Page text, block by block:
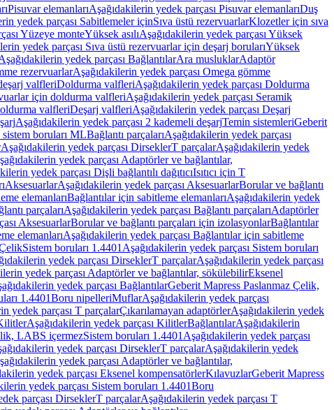
Pisuvar elemanlarıAşağıdakilerin yedek parçası Pisuvar elemanlarıDuş
yedek parçası Sabitlemeler içinSıva üstü rezervuarlarKlozetler için sıva
Yüzeye monteYüksek asılıAşağıdakilerin yedek parçası Yüksek
yedek parçası Sıva üstü rezervuarlar için deşarj borularıYüksek
yedek parçası BağlantılarAra musluklarAdaptör
rezervuarlarAşağıdakilerin yedek parçası Omega gömme
valfleriDoldurma valfleriAşağıdakilerin yedek parçası Doldurma
için doldurma valfleriAşağıdakilerin yedek parçası Seramik
valfleriDeşarj valfleriAşağıdakilerin yedek parçası Deşarj
Aşağıdakilerin yedek parçası 2 kademeli deşarjTemin sistemleriGeberit
sistem boruları MLBağlantı parçalarıAşağıdakilerin yedek parçası
Aşağıdakilerin yedek parçası DirseklerT parçalarAşağıdakilerin yedek
yedek parçası Adaptörler ve bağlantılar,
yedek parçası Dişli bağlantılı dağıtıcıIsıtıcı için T
AksesuarlarAşağıdakilerin yedek parçası AksesuarlarBorular ve bağlantı
elemanlarıBağlantılar için sabitleme elemanlarıAşağıdakilerin yedek
parçalarıAşağıdakilerin yedek parçası Bağlantı parçalarıAdaptörler
AksesuarlarBorular ve bağlantı parçaları için izolasyonlarBağlantılar
elemanlarıAşağıdakilerin yedek parçası Bağlantılar için sabitleme
Sistem boruları 1.4401 Aşağıdakilerin yedek parçası Sistem boruları
yedek parçası DirseklerT parçalarAşağıdakilerin yedek parçası
yedek parçası Adaptörler ve bağlantılar, sökülebilirEksenel
yedek parçası BağlantılarGeberit Mapress Paslanmaz Çelik,
1.4401Boru nipelleriMuflarAşağıdakilerin yedek parçası
yedek parçası T parçalarÇıkarılamayan adaptörlerAşağıdakilerin yedek
Aşağıdakilerin yedek parçası KilitlerBağlantılarAşağıdakilerin
LABS içermezSistem boruları 1.4401 Aşağıdakilerin yedek parçası
yedek parçası DirseklerT parçalarAşağıdakilerin yedek
yedek parçası Adaptörler ve bağlantılar,
yedek parçası Eksenel kompensatörlerKılavuzlarGeberit Mapress
yedek parçası Sistem boruları 1.4401Boru
parçası DirseklerT parçalarAşağıdakilerin yedek parçası T